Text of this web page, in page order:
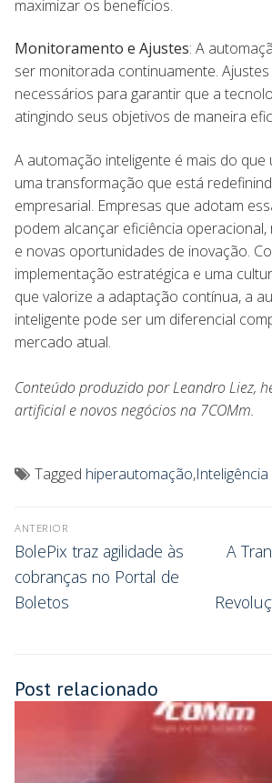
maximizar os benefícios.
Monitoramento e Ajustes: A
ser monitorada continuamente.
necessários para garantir que a
atingindo seus objetivos de maneira
A automação inteligente é mais do que
uma transformação que está
empresarial. Empresas que adotam
podem alcançar eficiência
e novas oportunidades de inovação.
implementação estratégica e uma
que valorize a adaptação contínua, a
inteligente pode ser um diferencial
mercado atual.
Conteúdo produzido por Leandro Liez,
artificial e novos negócios na 7COMm.
Tagged hiperautomação,
ANTERIOR
BolePix traz agilidade às
cobranças no Portal de
Boletos
A
Post relacionado